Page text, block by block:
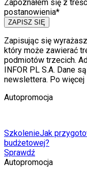
Zapoznałem się z
postanowienia*
ZAPISZ SIĘ
Zapisując się
który może zawierać
podmiotów trzecich.
INFOR PL S.A. Dane
newslettera. Po więcej
Autopromocja
SzkolenieJak
budżetowej?
Sprawdź
Autopromocja